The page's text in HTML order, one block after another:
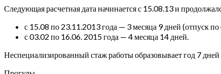
Следующая расчетная дата начинается с 15.08.13 и
с 15.08 по 23.11.2013 года — 3 месяца 9 дней (отпуск по
с 03.02 по 16.06. 2015 года — 4 месяца 14 дней.
Неспециализированный стаж работы образовывает год 7